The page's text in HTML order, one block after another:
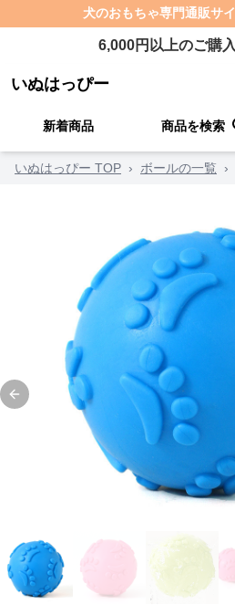
犬のおもちゃ専門通販サ
6,000円以上のご購
いぬはっぴー
新着商品 商品を検索
いぬはっぴー TOP › ボールの一覧 ›
Previous slide